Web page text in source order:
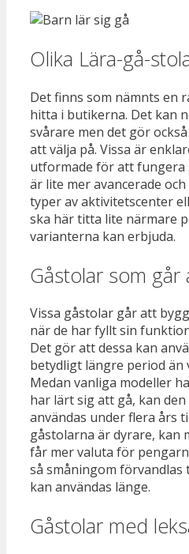
Olika Lära-gå-
Det finns som nämnts en
hitta i butikerna. Det kan
svårare men det gör
att välja på. Vissa är
utformade för att fungera
är lite mer avancerade
typer av aktivitetscenter
ska här titta lite närmare
varianterna kan erbjuda.
Gåstolar som går
Vissa gåstolar går att
när de har fyllt sin
Det gör att dessa kan
betydligt längre period än
Medan vanliga modeller
har lärt sig att gå, kan
användas under flera års
gåstolarna är dyrare, kan
får mer valuta för
så småningom förvandlas
kan användas länge.
Gåstolar med